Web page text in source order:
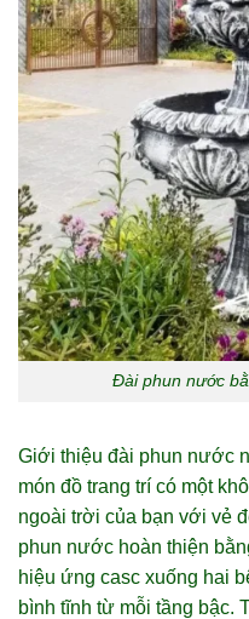
Đài phun nước
Giới thiệu đài phun nước
món đồ trang trí có một
ngoài trời của bạn với vẻ
phun nước hoàn thiện
hiệu ứng casc xuống hai
bình tĩnh từ mỗi tầng bậc.